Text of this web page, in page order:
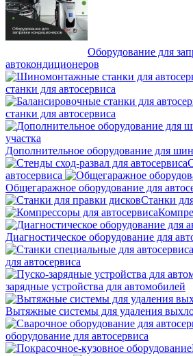
Оборудование для
автокондиционеров
станки для автосервиса
станки для автосервиса
Дополнительное оборудование для
автосервиса
Общегаражное оборудование для
Станки
Диагностическое оборудование для
для автосервиса
зарядные устройства для автомобилей
Вытяжные системы для удаления
оборудование для автосервиса